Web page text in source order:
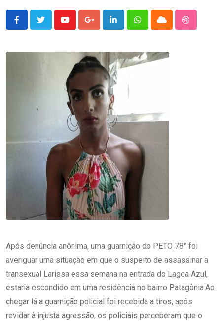
YoutubeGoogle+LinkedInWhatsappCloud
Após denúncia anônima, uma guarnição do PETO 78° foi
averiguar uma situação em que o suspeito de assassinar a
transexual Larissa essa semana na entrada do Lagoa Azul,
estaria escondido em uma residência no bairro Patagônia.Ao
chegar lá a guarnição policial foi recebida a tiros, após
revidar à injusta agressão, os policiais perceberam que o